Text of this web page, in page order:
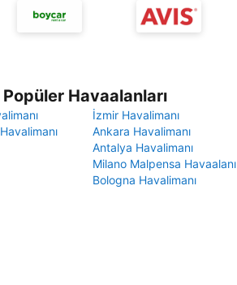
Havaalanları
İzmir Havalimanı
Ankara Havalimanı
Antalya Havalimanı
Milano Malpensa Havaalanı
Bologna Havalimanı